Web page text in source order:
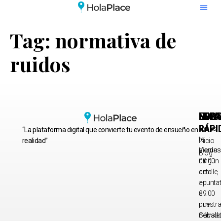
Tag: normativa de
ruidos
“La plataforma digital que convierte tu evento de ensueño en
realidad”
Lunes
–
Viernes
09:00
am
–
09:00
pm
Inicio
Blog
No
te
pierdas
ningún
detalle,
a
nuestra